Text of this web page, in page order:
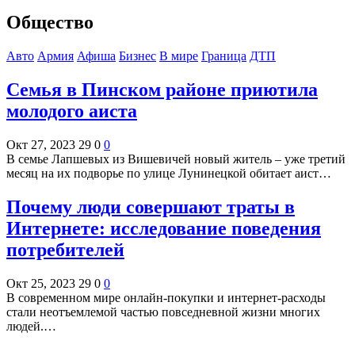
Общество
Авто Армия Афиша Бизнес В мире Граница ДТП
Семья в Пинском районе приютила
молодого аиста
Окт 27, 2023 29 0 0
В семье Лапшевых из Вишевичей новый житель – уже третий
месяц на их подворье по улице Лунинецкой обитает аист…
Почему люди совершают траты в
Интернете: исследование поведения
потребителей
Окт 25, 2023 29 0 0
В современном мире онлайн-покупки и интернет-расходы
стали неотъемлемой частью повседневной жизни многих
людей.…